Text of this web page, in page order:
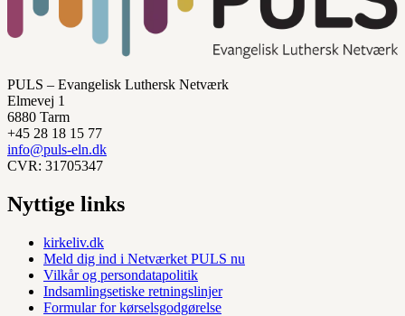
PULS – Evangelisk Luthersk Netværk
Elmevej 1
6880 Tarm
+45 28 18 15 77
info@puls-eln.dk
CVR: 31705347
Nyttige links
kirkeliv.dk
Meld dig ind i Netværket PULS nu
Vilkår og persondatapolitik
Indsamlingsetiske retningslinjer
Formular for kørselsgodgørelse